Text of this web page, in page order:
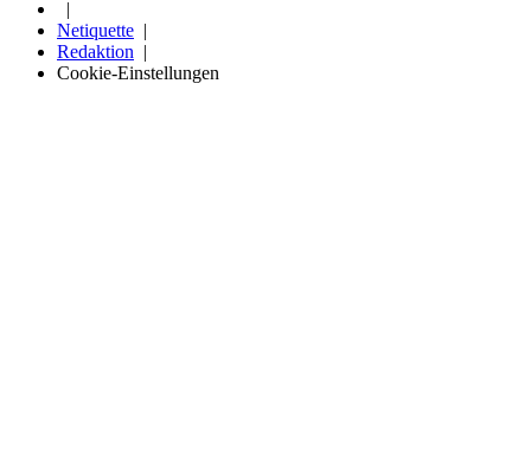
Netiquette
Redaktion
Cookie-Einstellungen